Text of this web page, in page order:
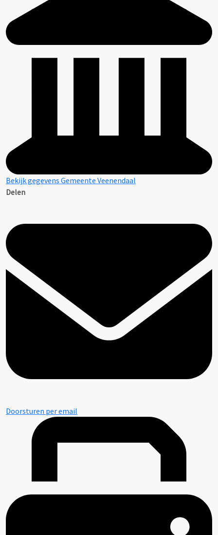
Bekijk gegevens Gemeente Veenendaal
Delen
Doorsturen per email